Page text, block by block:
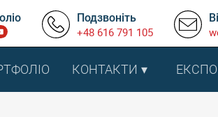
Подзвоніть
+48 616 791 105
КОНТАКТИ